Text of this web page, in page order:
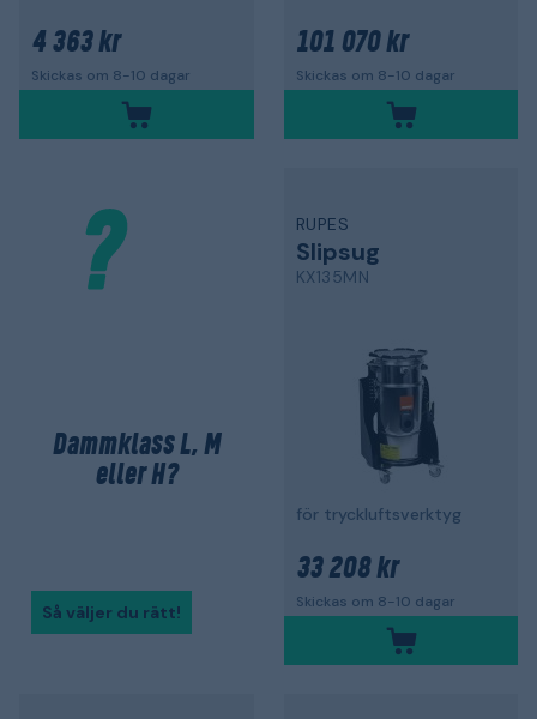
4 363 kr
Skickas om 8-10 dagar
101 070 kr
Skickas om 8-10 dagar
Dammklass L, M
eller H?
Så väljer du rätt!
RUPES
Slipsug
KX135MN
för tryckluftsverktyg
33 208 kr
Skickas om 8-10 dagar